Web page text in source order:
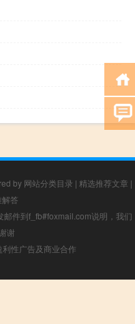
by 网站分类目录 | 精选推荐文章 |
解答
件到f_fb#foxmail.com说明，我们
谢
性广告及商业合作